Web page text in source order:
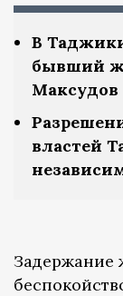
В
бывший
Максудов
властей
Задержание